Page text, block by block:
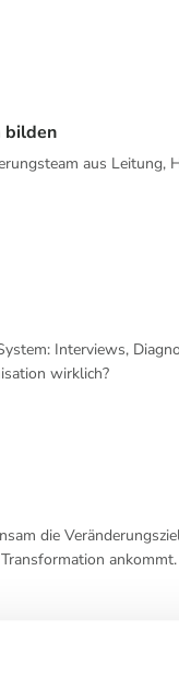
bilden
aus Leitung,
Interviews,
wirklich?
die
ankommt.